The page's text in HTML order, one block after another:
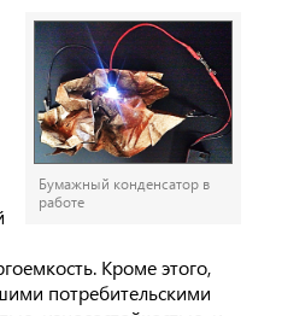
Бумажный конденсатор в
работе
Кроме этого,
потребительскими